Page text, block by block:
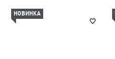
НОВИНКА